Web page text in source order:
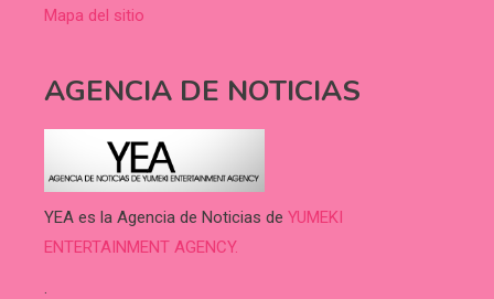
Mapa del sitio
AGENCIA DE NOTICIAS
YEA es la Agencia de Noticias de YUMEKI
ENTERTAINMENT AGENCY.
.